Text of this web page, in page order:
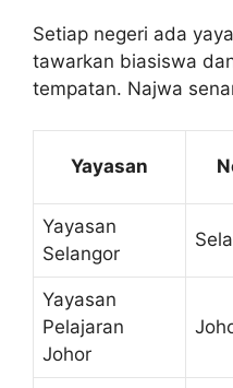
Setiap negeri ada
tawarkan biasiswa
tempatan. Najwa
Yayasan
Yayasan
Selangor
Yayasan
Pelajaran
Johor